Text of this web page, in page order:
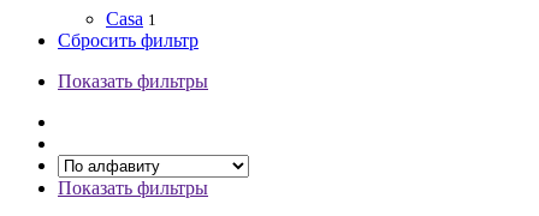
Casa 1
Сбросить фильтр
Показать фильтры
Показать фильтры